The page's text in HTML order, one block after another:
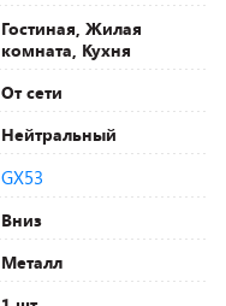
Гостиная, Жилая
комната, Кухня
От сети
Нейтральный
GX53
Вниз
Металл